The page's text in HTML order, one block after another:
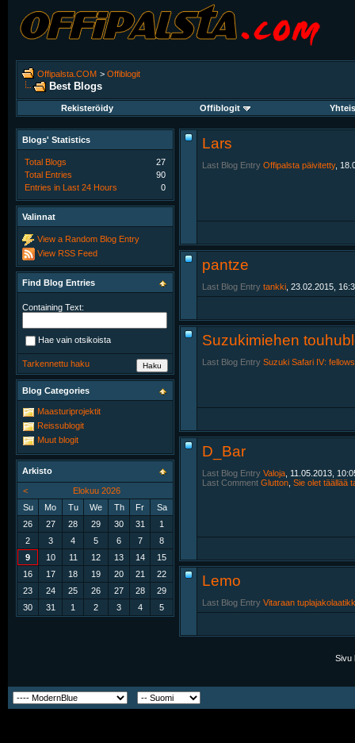
Offipalsta.COM > Offiblogit
Best Blogs
Rekisteröidy Offiblogit
Lars
Last Blog Entry Offipalsta päivitetty,
pantze
Last Blog Entry tankki , 23.02.2015,
Suzukimiehen
Last Blog Entry Suzuki Safari IV:
D_Bar
Last Blog Entry Valoja , 11.05.2013,
Last Comment Glutton Sie olet täällää
Lemo
Last Blog Entry Vitaraan
Blogs' Statistics
Total Blogs
27
Total Entries
90
Entries in Last 24 Hours
0
Valinnat
View a Random Blog Entry
View RSS Feed
Find Blog Entries
Containing Text:
Hae vain otsikoista
Tarkennettu haku
Blog Categories
Maasturiprojektit
Reissublogit
Muut blogit
Arkisto
<
Elokuu 2026
Su
Mo Tu We Th Fr
Sa
26
27 28 29 30 31
1
2
3 4 5 6 7
8
9
10 11 12 13 14
15
16
17 18 19 20 21
22
23
24 25 26 27 28
29
30
31 1 2 3 4 5
Sivu